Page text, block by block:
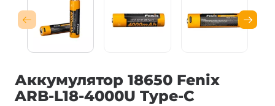
Аккумулятор 18650 Fenix
ARB-L18-4000U Type-C